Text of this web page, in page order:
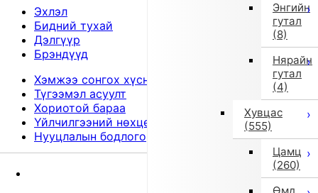
Энгийн
гутал
(8)
Нярайн
гутал
(4)
Хувцас
(555)
Цамц
(260)
Эхлэл
Бидний тухай
Дэлгүүр
Брэндүүд
Хэмжээ сонгох хүснэгт
Түгээмэл асуулт
Хориотой бараа
Үйлчилгээний нөхцөл
Нууцлалын бодлого